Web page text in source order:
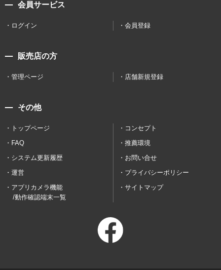
会員サービス
ログイン 会員登録
販売店の方
管理ページ 店舗新規登録
その他
トップページ
コンセプト
FAQ
推薦環境
システム更新履歴
お問い合せ
運営
プライバシーポリシー
アプリカメラ機能
/動作確認端末一覧
サイトマップ